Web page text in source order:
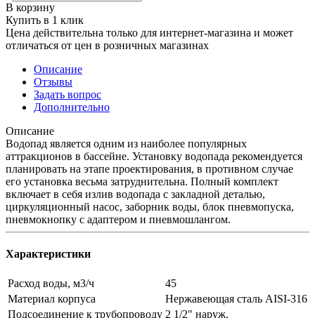
В корзину
Купить в 1 клик
Цена действительна только для интернет-магазина и может
отличаться от цен в розничных магазинах
Описание
Отзывы
Задать вопрос
Дополнительно
Описание
Водопад является одним из наиболее популярных
аттракционов в бассейне. Установку водопада рекомендуется
планировать на этапе проектирования, в противном случае
его установка весьма затруднительна. Полный комплект
включает в себя излив водопада с закладной деталью,
циркуляционный насос, заборник воды, блок пневмопуска,
пневмокнопку с адаптером и пневмошлангом.
Характеристики
Расход воды, м3/ч
45
Материал корпуса
Нержавеющая сталь AISI-316
Подсоединение к трубопроводу 2 1/2" наруж.